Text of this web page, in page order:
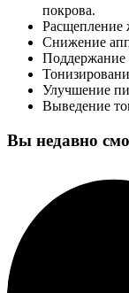
покрова.
Расщепление
Снижение
Поддержание
Улучшение
Выведение
Вы недавно